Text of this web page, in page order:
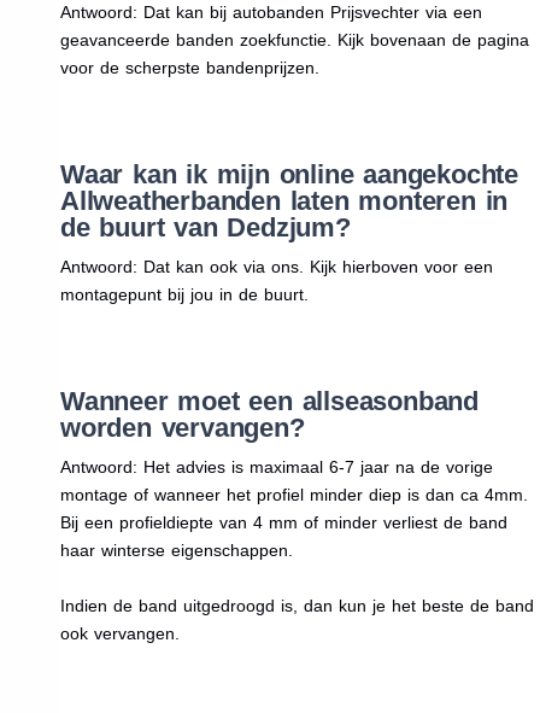
Antwoord: Dat kan bij autobanden Prijsvechter via een
geavanceerde banden zoekfunctie. Kijk bovenaan de pagina
voor de scherpste bandenprijzen.
Waar kan ik mijn online aangekochte
Allweatherbanden laten monteren in
de buurt van Dedzjum?
Antwoord: Dat kan ook via ons. Kijk hierboven voor een
montagepunt bij jou in de buurt.
Wanneer moet een allseasonband
worden vervangen?
Antwoord: Het advies is maximaal 6-7 jaar na de vorige
montage of wanneer het profiel minder diep is dan ca 4mm.
Bij een profieldiepte van 4 mm of minder verliest de band
haar winterse eigenschappen.
Indien de band uitgedroogd is, dan kun je het beste de band
ook vervangen.